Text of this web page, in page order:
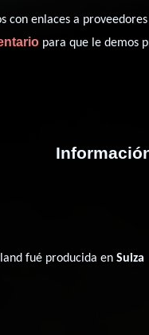
enlaces a
para que le demos
fué producida enSuiza